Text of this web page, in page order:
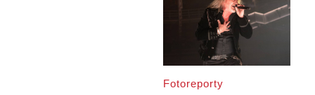
Fotoreporty